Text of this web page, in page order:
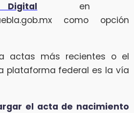
en
como opción
actas más recientes o el
plataforma federal es la vía
el acta de nacimiento